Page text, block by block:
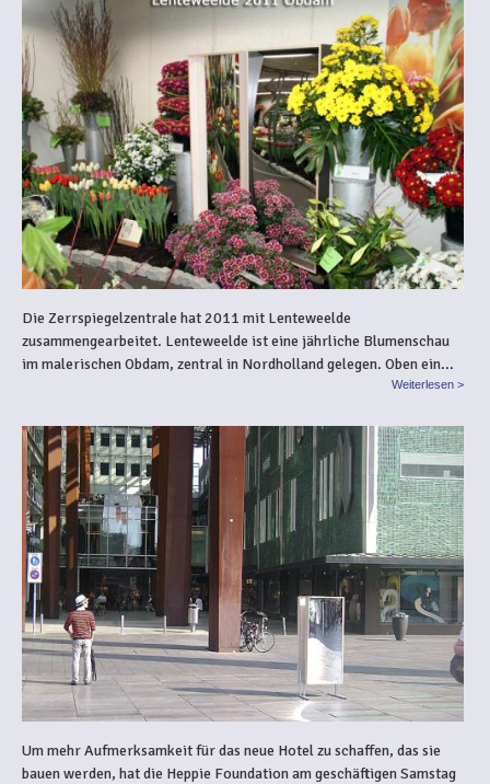
Die Zerrspiegelzentrale hat 2011 mit Lenteweelde
zusammengearbeitet. Lenteweelde ist eine jährliche Blumenschau
im malerischen Obdam, zentral in Nordholland gelegen. Oben ein...
Weiterlesen >
Um mehr Aufmerksamkeit für das neue Hotel zu schaffen, das sie
bauen werden, hat die Heppie Foundation am geschäftigen Samstag